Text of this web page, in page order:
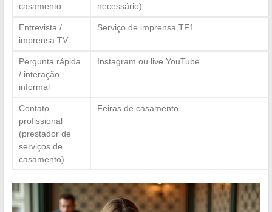
casamento
necessário)
Entrevista /
imprensa TV
Serviço de imprensa TF1
Pergunta rápida
/ interação
informal
Instagram ou live YouTube
Contato
profissional
(prestador de
serviços de
casamento)
Feiras de casamento